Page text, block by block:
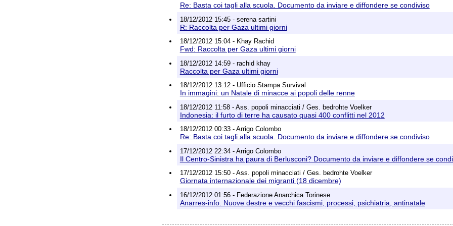
Re: Basta coi tagli alla scuola. Documento da inviare e diffondere se condiviso
18/12/2012 15:45 - serena sartini
R: Raccolta per Gaza ultimi giorni
18/12/2012 15:04 - Khay Rachid
Fwd: Raccolta per Gaza ultimi giorni
18/12/2012 14:59 - rachid khay
Raccolta per Gaza ultimi giorni
18/12/2012 13:12 - Ufficio Stampa Survival
In immagini: un Natale di minacce ai popoli delle renne
18/12/2012 11:58 - Ass. popoli minacciati / Ges. bedrohte Voelker
Indonesia: il furto di terre ha causato quasi 400 conflitti nel 2012
18/12/2012 00:33 - Arrigo Colombo
Re: Basta coi tagli alla scuola. Documento da inviare e diffondere se condiviso
17/12/2012 22:34 - Arrigo Colombo
Il Centro-Sinistra ha paura di Berlusconi? Documento da inviare e diffondere se
17/12/2012 15:50 - Ass. popoli minacciati / Ges. bedrohte Voelker
Giornata internazionale dei migranti (18 dicembre)
16/12/2012 01:56 - Federazione Anarchica Torinese
Anarres-info. Nuove destre e vecchi fascismi, processi, psichiatria, antinatale